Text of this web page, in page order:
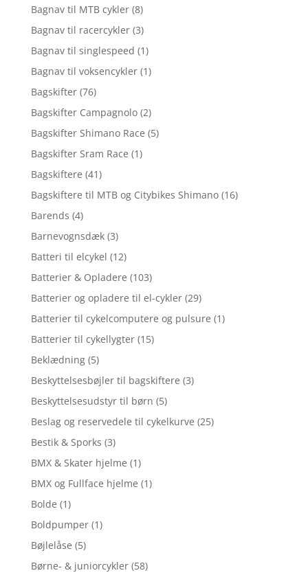
Bagnav til MTB cykler (8)
Bagnav til racercykler (3)
Bagnav til singlespeed (1)
Bagnav til voksencykler (1)
Bagskifter (76)
Bagskifter Campagnolo (2)
Bagskifter Shimano Race (5)
Bagskifter Sram Race (1)
Bagskiftere (41)
Bagskiftere til MTB og Citybikes Shimano (16)
Barends (4)
Barnevognsdæk (3)
Batteri til elcykel (12)
Batterier & Opladere (103)
Batterier og opladere til el-cykler (29)
Batterier til cykelcomputere og pulsure (1)
Batterier til cykellygter (15)
Beklædning (5)
Beskyttelsesbøjler til bagskiftere (3)
Beskyttelsesudstyr til børn (5)
Beslag og reservedele til cykelkurve (25)
Bestik & Sporks (3)
BMX & Skater hjelme (1)
BMX og Fullface hjelme (1)
Bolde (1)
Boldpumper (1)
Bøjlelåse (5)
Børne- & juniorcykler (58)